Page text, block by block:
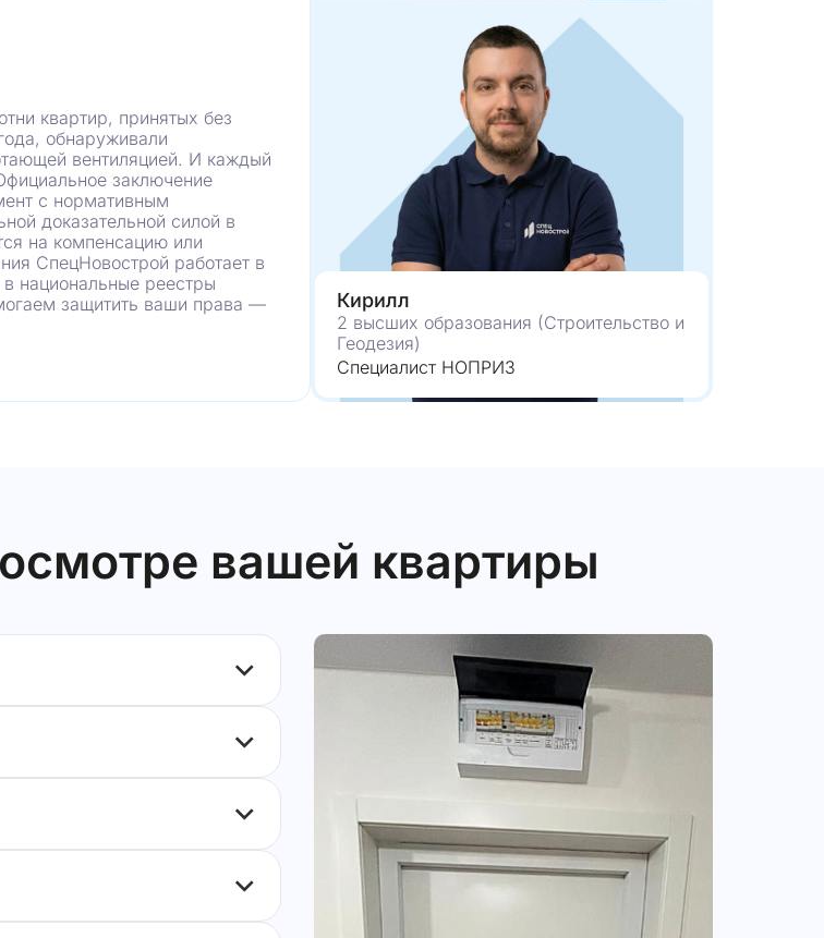
межкомнатной двери
квартир, принятых без
обнаруживали
вентиляцией. И каждый
заключение
с нормативным
доказательной силой в
на компенсацию или
СпецНовострой работает в
национальные реестры
защитить ваши права —
Кирилл
2 высших образования (Строительство и
Геодезия)
Специалист НОПРИЗ
вашей квартиры